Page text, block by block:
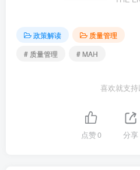
政策解读
质量管理
# 质量管理
# MAH
喜欢就支
点赞0 分享